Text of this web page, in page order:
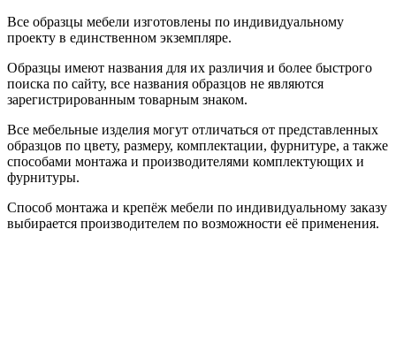
Все образцы мебели изготовлены по индивидуальному
проекту в единственном экземпляре.
Образцы имеют названия для их различия и более быстрого
поиска по сайту, все названия образцов не являются
зарегистрированным товарным знаком.
Все мебельные изделия могут отличаться от представленных
образцов по цвету, размеру, комплектации, фурнитуре, а также
способами монтажа и производителями комплектующих и
фурнитуры.
Способ монтажа и крепёж мебели по индивидуальному заказу
выбирается производителем по возможности её применения.